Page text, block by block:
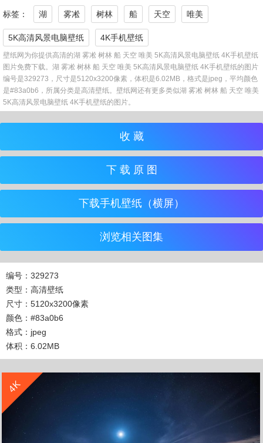
标签： 湖 雾凇 树林 船 天空 唯美
5K高清风景电脑壁纸 4K手机壁纸
壁纸网为你提供高清的湖 雾凇 树林 船 天空 唯美 5K高清风景电脑壁纸 4K手机壁纸
图片免费下载。湖 雾凇 树林 船 天空 唯美 5K高清风景电脑壁纸 4K手机壁纸的图片
编号是329273，尺寸是5120x3200像素，体积是6.02MB，格式是jpeg，平均颜色
是#83a0b6，所属分类是高清壁纸。壁纸网还有更多类似湖 雾凇 树林 船 天空 唯美
5K高清风景电脑壁纸 4K手机壁纸的图片。
收 藏
下 载 原 图
下载手机壁纸（横屏）
浏览相关图集
编号：329273
类型：高清壁纸
尺寸：5120x3200像素
颜色：#83a0b6
格式：jpeg
体积：6.02MB
4K
立 即 下 载
收 藏